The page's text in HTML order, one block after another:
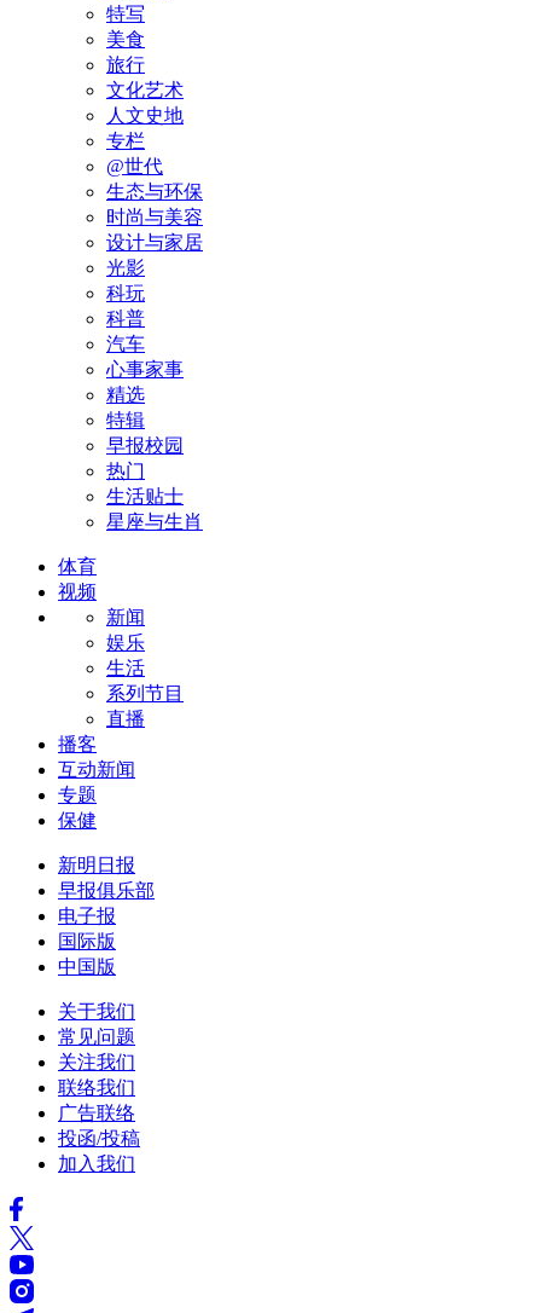
特写
美食
旅行
文化艺术
人文史地
专栏
@世代
生态与环保
时尚与美容
设计与家居
光影
科玩
科普
汽车
心事家事
精选
特辑
早报校园
热门
生活贴士
星座与生肖
体育
视频
新闻
娱乐
生活
系列节目
直播
播客
互动新闻
专题
保健
新明日报
早报俱乐部
电子报
国际版
中国版
关于我们
常见问题
关注我们
联络我们
广告联络
投函/投稿
加入我们